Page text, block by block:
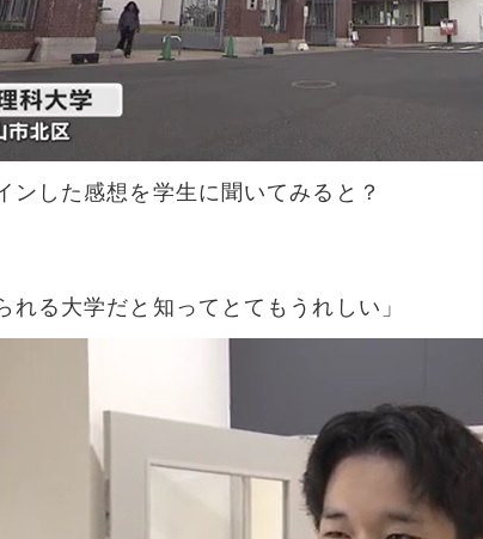
ンした感想を学生に聞いてみると？
れる大学だと知ってとてもうれしい」